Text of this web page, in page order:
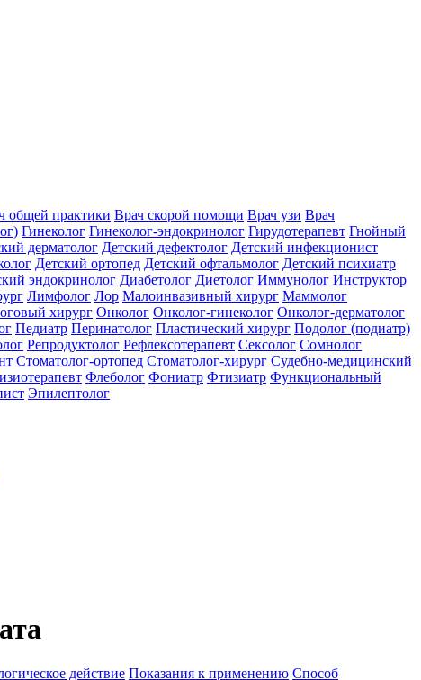
общей практики Врач скорой помощи Врач узи Врач
Гинеколог Гинеколог-эндокринолог Гирудотерапевт Гнойный
дерматолог Детский дефектолог Детский инфекционист
Детский ортопед Детский офтальмолог Детский психиатр
эндокринолог Диабетолог Диетолог Иммунолог Инструктор
Лимфолог Лор Малоинвазивный хирург Маммолог
хирург Онколог Онколог-гинеколог Онколог-дерматолог
Педиатр Перинатолог Пластический хирург Подолог (подиатр)
Репродуктолог Рефлексотерапевт Сексолог Сомнолог
Стоматолог-ортопед Стоматолог-хирург Судебно-медицинский
Флеболог Фониатр Фтизиатр Функциональный
Эпилептолог
действие Показания к применению Способ